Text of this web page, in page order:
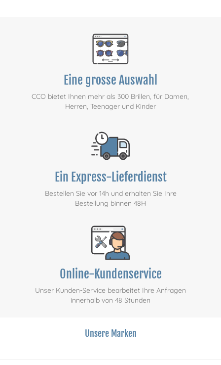
Eine grosse Auswahl
CCO bietet Ihnen mehr als 300 Brillen, für Damen,
Herren, Teenager und Kinder
Ein Express-Lieferdienst
Bestellen Sie vor 14h und erhalten Sie Ihre
Bestellung binnen 48H
Online-Kundenservice
Unser Kunden-Service bearbeitet Ihre Anfragen
innerhalb von 48 Stunden
Unsere Marken